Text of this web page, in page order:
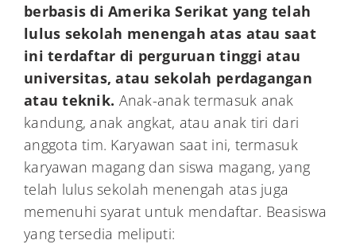
berbasis di Amerika Serikat yang telah
lulus sekolah menengah atas atau saat
ini terdaftar di perguruan tinggi atau
universitas, atau sekolah perdagangan
atau teknik. Anak-anak termasuk anak
kandung, anak angkat, atau anak tiri dari
anggota tim. Karyawan saat ini, termasuk
karyawan magang dan siswa magang, yang
telah lulus sekolah menengah atas juga
memenuhi syarat untuk mendaftar. Beasiswa
yang tersedia meliputi: